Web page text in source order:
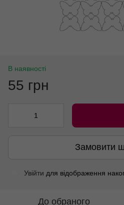
В наявності
55 грн
Замовити
Увійти для відображення
До обраного